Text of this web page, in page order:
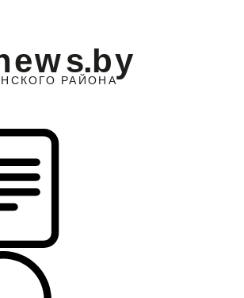
КО ГО РАЙОНА
ews.by